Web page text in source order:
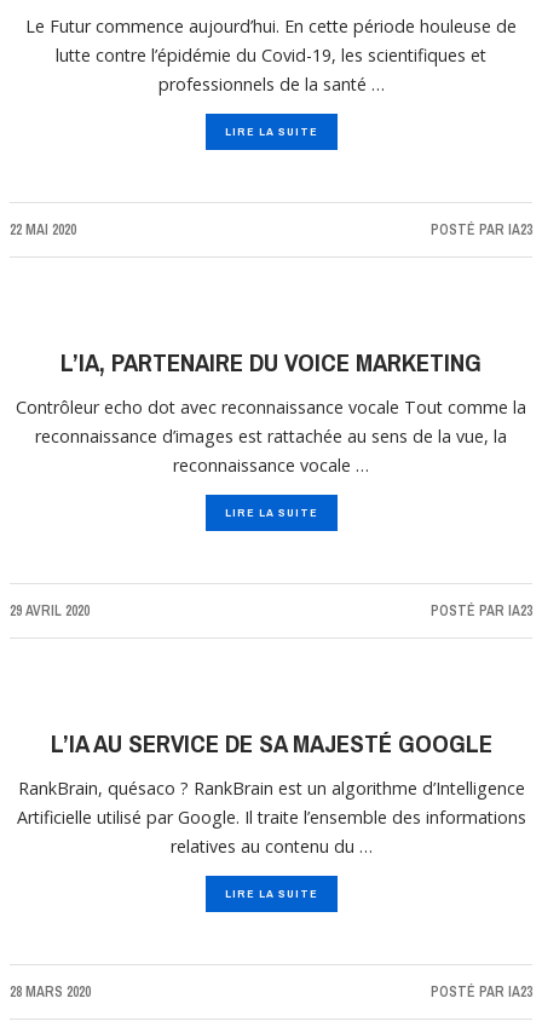
Le Futur commence aujourd’hui. En cette période houleuse de
lutte contre l’épidémie du Covid-19, les scientifiques et
professionnels de la santé …
LIRE LA SUITE
22 MAI 2020 POSTÉ PAR IA23
L’IA, PARTENAIRE DU VOICE MARKETING
Contrôleur echo dot avec reconnaissance vocale Tout comme la
reconnaissance d’images est rattachée au sens de la vue, la
reconnaissance vocale …
LIRE LA SUITE
29 AVRIL 2020 POSTÉ PAR IA23
L’IA AU SERVICE DE SA MAJESTÉ GOOGLE
RankBrain, quésaco ? RankBrain est un algorithme d’Intelligence
Artificielle utilisé par Google. Il traite l’ensemble des informations
relatives au contenu du …
LIRE LA SUITE
28 MARS 2020 POSTÉ PAR IA23